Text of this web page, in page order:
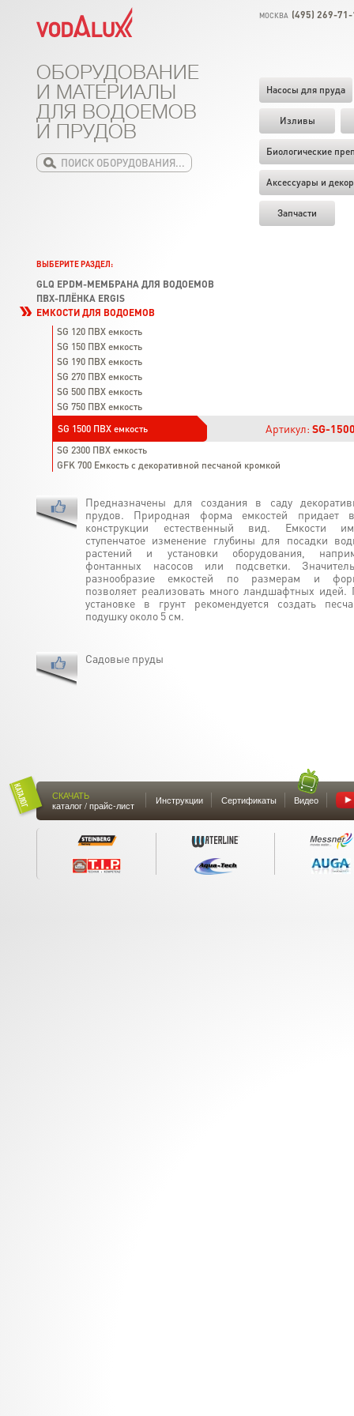
МОСКВА (495) 269-
Насосы для пруда
Изливы
Биологические
Аксессуары и декор
Запчасти
ОБОРУДОВАНИЕ
И МАТЕРИАЛЫ
ДЛЯ ВОДОЕМОВ
И ПРУДОВ
ВЫБЕРИТЕ РАЗДЕЛ:
GLQ EPDM-МЕМБРАНА ДЛЯ ВОДОЕМОВ
ПВХ-ПЛЁНКА ERGIS
ЕМКОСТИ ДЛЯ ВОДОЕМОВ
SG 120 ПВХ емкость
SG 150 ПВХ емкость
SG 190 ПВХ емкость
SG 270 ПВХ емкость
SG 500 ПВХ емкость
SG 750 ПВХ емкость
SG 1500 ПВХ емкость
Артикул: SG-
SG 2300 ПВХ емкость
GFK 700 Емкость с декоративной песчаной кромкой
Предназначены для создания в саду
прудов. Природная форма емкостей придает
конструкции естественный вид. Емкости
ступенчатое изменение глубины для посадки
растений и установки оборудования,
фонтанных насосов или подсветки.
разнообразие емкостей по размерам и
позволяет реализовать много ландшафтных идей.
установке в грунт рекомендуется создать
подушку около 5 см.
Садовые пруды
СКАЧАТЬ
каталог / прайс-лист
Инструкции Сертификаты Видео